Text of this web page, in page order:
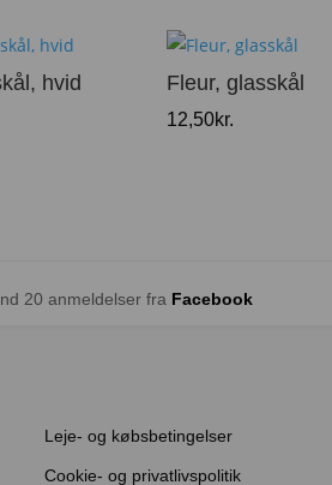
hvid Fleur, glasskål
12,50kr.
20 anmeldelser fra Facebook
Leje- og købsbetingelser
Cookie- og privatlivspolitik